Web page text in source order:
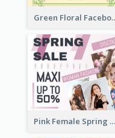
Green Floral
Pink Female Spring Fashion Facebook Post Design